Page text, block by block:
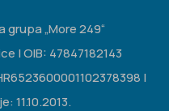
„More 249“
| OIB: 47847182143
|
11.10.2013.